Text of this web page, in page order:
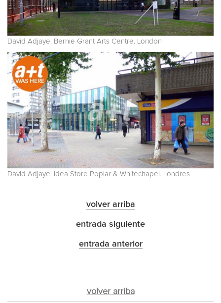
David Adjaye. Bernie Grant Arts Centre. London
David Adjaye. Idea Store Poplar & Whitechapel. Londres
volver arriba
entrada siguiente
entrada anterior
volver arriba